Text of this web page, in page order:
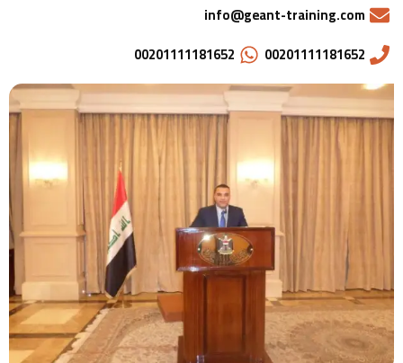
info@geant-training.com
00201111181652
00201111181652